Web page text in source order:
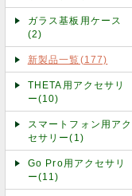
ガラス基板用ケース
(2)
新製品一覧(177)
THETA用アクセサリ
ー(10)
スマートフォン用アク
セサリー(1)
Go Pro用アクセサリ
ー(11)